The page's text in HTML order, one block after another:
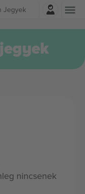
Jegyek
nincsenek